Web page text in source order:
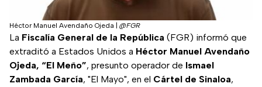
Héctor Manuel Avendaño Ojeda @FGR
La Fiscalía General de la República (FGR) informó que
extraditó a Estados Unidos a Héctor Manuel Avendaño
Ojeda, “El Meño”, presunto operador de Ismael
Zambada García, "El Mayo", en el Cártel de Sinaloa,